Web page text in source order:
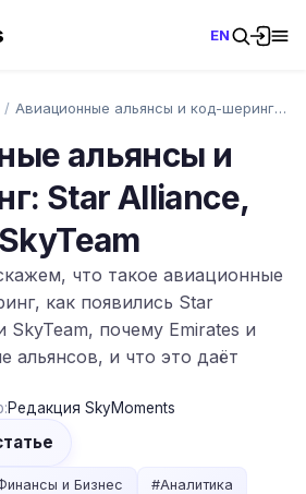
EN
/ Авиационные альянсы и код-шеринг: Star A…
альянсы и
Star Alliance,
что такое авиационные
как появились Star
SkyTeam, почему Emirates и
альянсов, и что это даёт
Редакция SkyMoments
и Бизнес #Аналитика